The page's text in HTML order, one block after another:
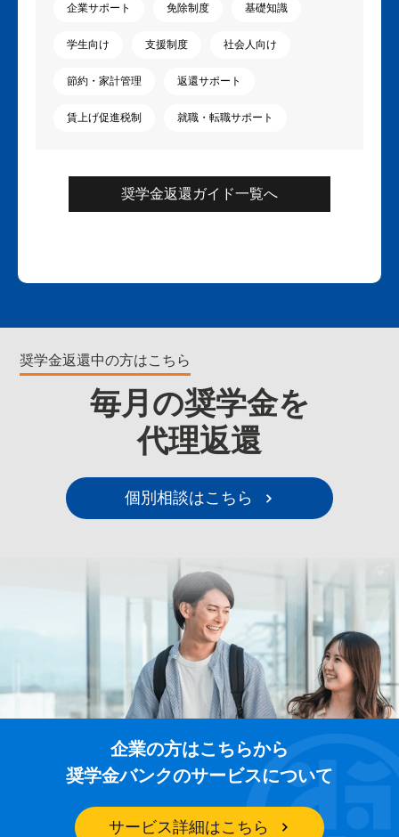
企業サポート 免除制度 基礎知識
学生向け 支援制度 社会人向け
節約・家計管理 返還サポート
賃上げ促進税制 就職・転職サポート
奨学金返還ガイド一覧へ
奨学金返還中の方はこちら
毎月の奨学金を
代理返還
個別相談はこちら
企業の方はこちらから
奨学金バンクのサービスについて
サービス詳細はこちら